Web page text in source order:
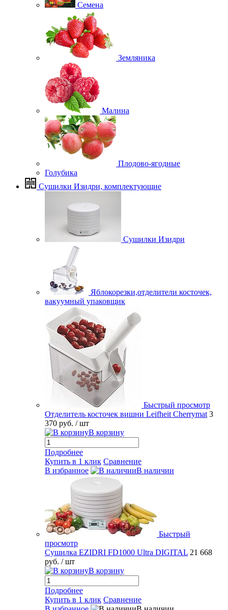
Семена
Земляника
Малина
Плодово-ягодные
Голубика
Сушилки Изидри, комплектующие
Сушилки Изидри
Яблокорезки,отделители косточек,
вакуумный упаковщик
Быстрый просмотр
Отделитель косточек вишни Leifheit Cherrymat 3
370 руб. / шт
В корзину
Подробнее
Купить в 1 клик Сравнение
В избранное
В наличии
Быстрый
просмотр
Сушилка EZIDRI FD1000 Ultra DIGITAL 21 668
руб. / шт
В корзину
Подробнее
Купить в 1 клик Сравнение